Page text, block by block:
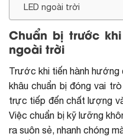
LED ngoài trời
Chuẩn bị trước
ngoài trời
Trước khi tiến hành hướng
khâu chuẩn bị đóng vai
trực tiếp đến chất lượng
Việc chuẩn bị kỹ lưỡng
ra suôn sẻ, nhanh chóng